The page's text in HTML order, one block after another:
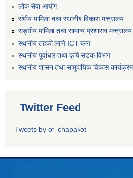
लोक सेवा आयोग
संघीय मामिला तथा स्थानीय विकास मन्त्रालय
सङ्घीय मामिला तथा सामान्य प्रशासन मन्त्रालय
स्थानीय तहको लागि ICT ब्लग
स्थानीय पूर्वाधार तथा कृषि सडक विभाग
स्थानीय शासन तथा सामुदायिक विकास कार्यक्रम
Twitter Feed
Tweets by of_chapakot